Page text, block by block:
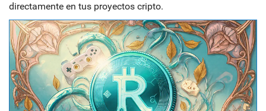
directamente en tus proyectos cripto.